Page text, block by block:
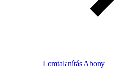
Lomtalanítás Abony